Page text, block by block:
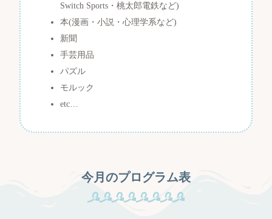
Switch Sports・桃太郎電鉄など)
本(漫画・小説・心理学系など)
新聞
手芸用品
パズル
モルック
etc…
今月のプログラム表